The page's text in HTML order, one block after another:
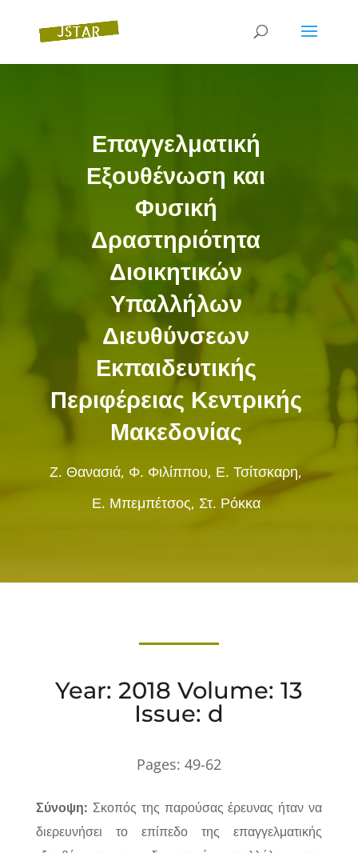
Επαγγελματική
Εξουθένωση και
Φυσική
Δραστηριότητα
Διοικητικών
Υπαλλήλων
Διευθύνσεων
Εκπαιδευτικής
Περιφέρειας Κεντρικής
Μακεδονίας
Ζ. Θανασιά, Φ. Φιλίππου, Ε. Τσίτσκαρη,
Ε. Μπεμπέτσος, Στ. Ρόκκα
Year: 2018 Volume: 13
Issue: d
Pages: 49-62
Σύνοψη: Σκοπός της παρούσας έρευνας ήταν να
διερευνήσει το επίπεδο της επαγγελματικής